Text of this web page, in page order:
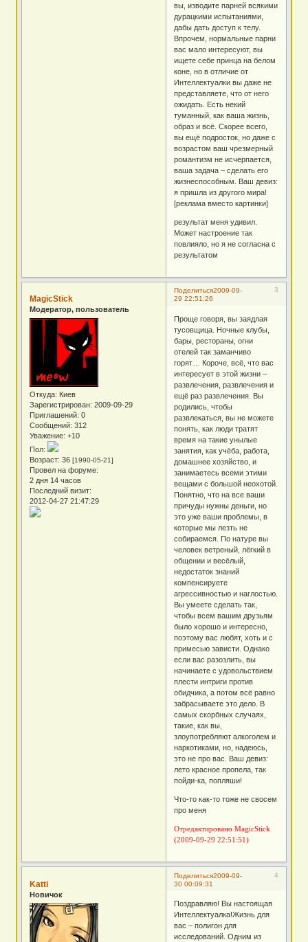
вы, изводите парней всякими
дурацкими испытаниями,
дабы дать доступ к телу.
Впрочем, нормальные парни
вас мало интересуют, вы
ищете себе принца на белом
коне, но в отличие от
Интеллектуалки вы даже не
представляете, что от него
ожидать. Есть некий
туманный, как ваша жизнь,
образ и всё. Скорее всего,
вы ещё подросток, но даже с
возрастом ваш чрезмерный
романтизм не исчерпается,
ваша задача – сделать его
жизнеспособным. Ваш девиз:
я пришла из другого мира!
[реклама вместо картинки]
результат меня удивил.
Может настроение так
повлияло, но я не согласна с
результатом
Поделиться 3
2009-09-
29 22:51:26
MagicStick
Модератор, пользователь
Откуда: Киев
Зарегистрирован: 2009-09-29
Приглашений: 0
Сообщений: 312
Уважение: +10
Пол:
Возраст: 36[1990-05-21]
Провел на форуме:
2 дня 14 часов
Последний визит:
2012-04-27 21:47:29
Проще говоря, вы заядлая
тусовщица. Ночные клубы,
бары, рестораны, огни
отелей так заманчиво
горят… Короче, всё, что вас
интересует в этой жизни –
развлечения, развлечения и
ещё раз развлечения. Вы
родились, чтобы
развлекаться, вы не можете
понять, как люди тратят
время на такие унылые
занятия, как учёба, работа,
домашнее хозяйство, и
занимаетесь всеми этими
вещами с большой неохотой.
Понятно, что на все ваши
причуды нужны деньги, но
это уже ваши проблемы, в
которые мы лезть не
собираемся. По натуре вы
человек ветреный, лёгкий в
общении и весёлый,
недостаток знаний
компенсируете
агрессивностью и наглостью.
Вы умеете сделать так,
чтобы всем вашим друзьям
было хорошо и интересно,
поэтому вас любят, хоть и с
примесью зависти. Однако
если вас разозлить, вы
начинаете с удовольствием
плести интриги против
обидчика, а потом всё равно
забрасываете это дело. В
самых скорбных случаях,
такие, как вы,
злоупотребляют алкоголем и
наркотиками, но, надеюсь,
это не про вас. Ваш девиз:
лето красное пропела, так
пойди-ка, попляши!
Что-то как-то тоже не свосем
про меня
Отредактировано MagicStick
(2009-09-29 22:51:51)
Поделиться 4
2009-09-
30 00:09:31
Katti
Новичок
Поздравляю! Вы настоящая
Интеллектуалка!Жизнь для
вас – полигон для
исследований. Одним из